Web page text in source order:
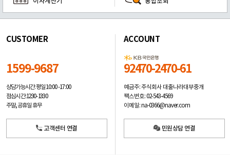
CUSTOMER
1599-9687
상담가능시간: 평일10:00 -17:00
점심시간: 12:30 - 13:30
주말, 공휴일 휴무
고객센터 연결
ACCOUNT
92470-2470-61
예금주: 주식회사 대출나라대부중개
팩스번호: 02-543-4569
이메일: na-0366@naver.com
민원상담 연결